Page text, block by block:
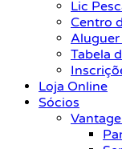
Lic
Centro
Aluguer
Tabela
Loja Online
Sócios